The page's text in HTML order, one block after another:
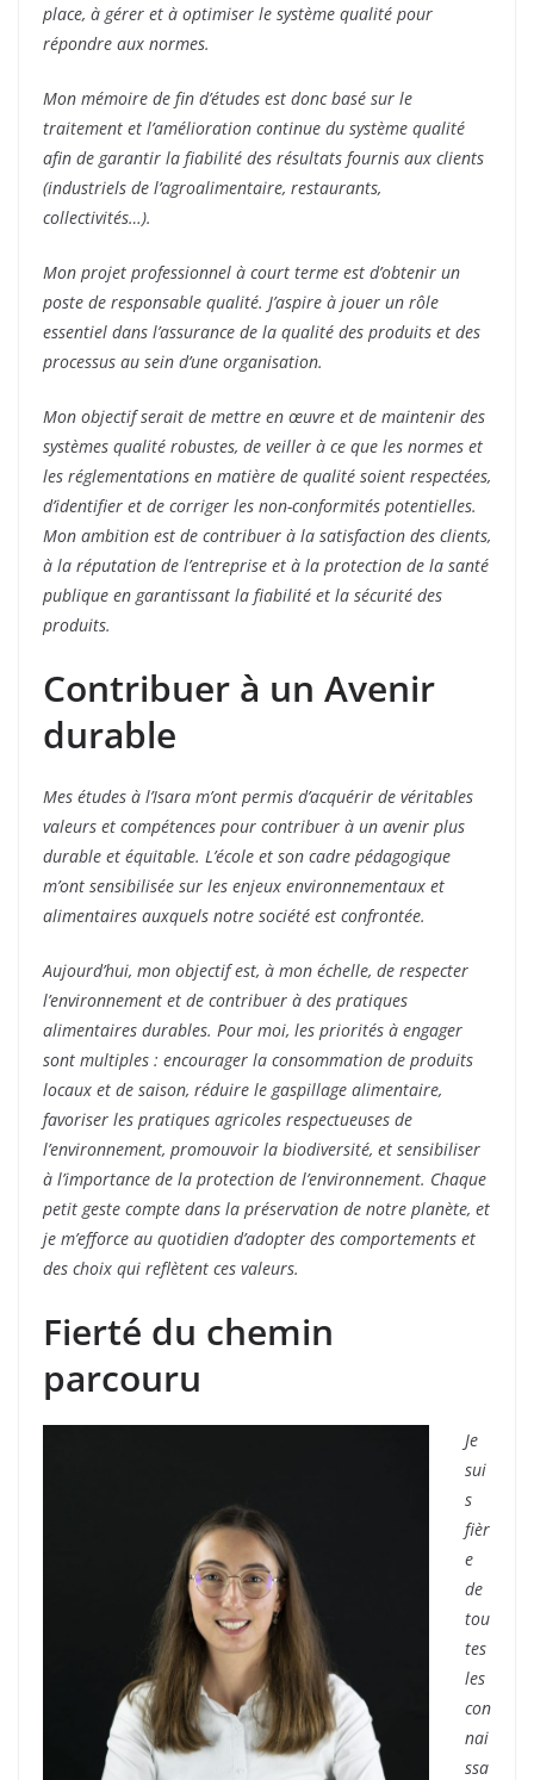
place, à gérer et à optimiser le système qualité pour
répondre aux normes.
Mon mémoire de fin d’études est donc basé sur le
traitement et l’amélioration continue du système qualité
afin de garantir la fiabilité des résultats fournis aux clients
(industriels de l’agroalimentaire, restaurants,
collectivités…).
Mon projet professionnel à court terme est d’obtenir un
poste de responsable qualité. J’aspire à jouer un rôle
essentiel dans l’assurance de la qualité des produits et des
processus au sein d’une organisation.
Mon objectif serait de mettre en œuvre et de maintenir des
systèmes qualité robustes, de veiller à ce que les normes et
les réglementations en matière de qualité soient respectées,
d’identifier et de corriger les non-conformités potentielles.
Mon ambition est de contribuer à la satisfaction des clients,
à la réputation de l’entreprise et à la protection de la santé
publique en garantissant la fiabilité et la sécurité des
produits.
Contribuer à un Avenir
durable
Mes études à l’Isara m’ont permis d’acquérir de véritables
valeurs et compétences pour contribuer à un avenir plus
durable et équitable. L’école et son cadre pédagogique
m’ont sensibilisée sur les enjeux environnementaux et
alimentaires auxquels notre société est confrontée.
Aujourd’hui, mon objectif est, à mon échelle, de respecter
l’environnement et de contribuer à des pratiques
alimentaires durables. Pour moi, les priorités à engager
sont multiples : encourager la consommation de produits
locaux et de saison, réduire le gaspillage alimentaire,
favoriser les pratiques agricoles respectueuses de
l’environnement, promouvoir la biodiversité, et sensibiliser
à l’importance de la protection de l’environnement. Chaque
petit geste compte dans la préservation de notre planète, et
je m’efforce au quotidien d’adopter des comportements et
des choix qui reflètent ces valeurs.
Fierté du chemin
parcouru
Je
sui
s
fièr
e
de
tou
tes
les
con
nai
ssa